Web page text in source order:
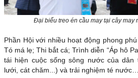
Đại biểu treo én cầu may tại cây may
Phần Hội với nhiều hoạt động phong
Tó má lẹ; Thi bắt cá; Trình diễn “Áp hô
tái hiện cuộc sống sông nước của dân
lưới, cát chăm...) và trải nghiệm té nước…